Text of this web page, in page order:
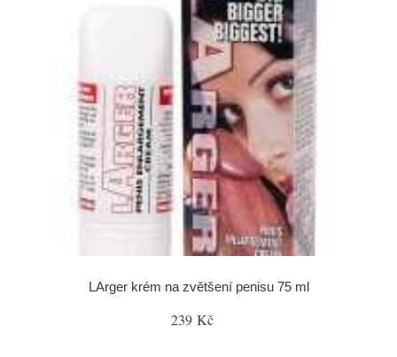
LArger krém na zvětšení penisu 75 ml
239 Kč